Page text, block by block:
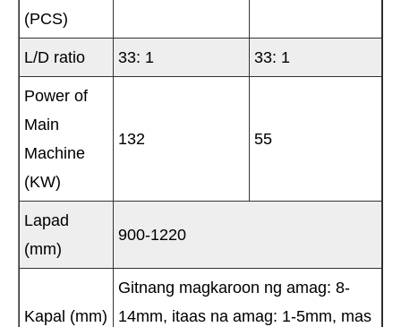
(PCS)
L/D ratio 33: 1 33: 1
Power of
Main
Machine
(KW)
132 55
Lapad
(mm)
900-1220
Kapal (mm)
Gitnang magkaroon ng amag: 8-
14mm, itaas na amag: 1-5mm, mas